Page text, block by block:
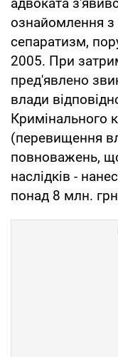
ознайомлення з
сепаратизм,
2005. При
пред'явлено
влади
Кримінального
(перевищення
повноважень,
наслідків -
понад 8 млн.